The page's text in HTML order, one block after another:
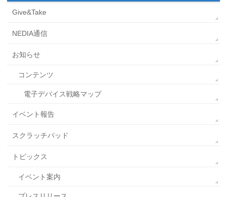
Give&Take
NEDIA通信
お知らせ
コンテンツ
電子デバイス戦略マップ
イベント報告
スクラッチパッド
トピックス
イベント案内